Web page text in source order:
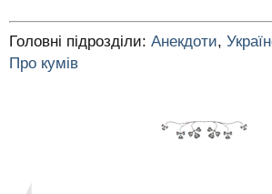
Головні підрозділи: Анекдоти,
Про кумів